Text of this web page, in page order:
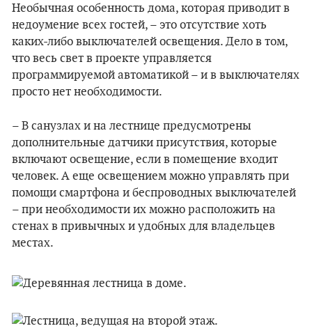
Необычная особенность дома, которая приводит в
недоумение всех гостей, – это отсутствие хоть
каких-либо выключателей освещения. Дело в том,
что весь свет в проекте управляется
программируемой автоматикой – и в выключателях
просто нет необходимости.
– В санузлах и на лестнице предусмотрены
дополнительные датчики присутствия, которые
включают освещение, если в помещение входит
человек. А еще освещением можно управлять при
помощи смартфона и беспроводных выключателей
– при необходимости их можно расположить на
стенах в привычных и удобных для владельцев
местах.